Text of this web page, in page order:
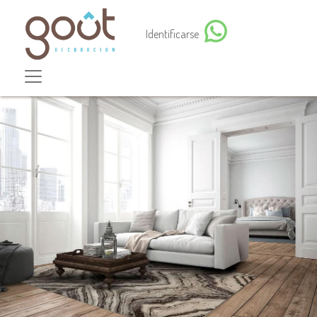
Identificarse